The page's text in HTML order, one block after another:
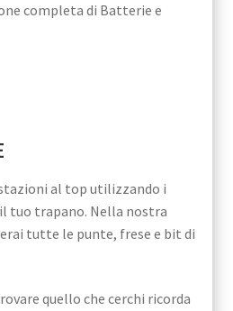
completa di Batterie e
al top utilizzando i
tuo trapano. Nella nostra
tutte le punte, frese e bit di
quello che cerchi ricorda